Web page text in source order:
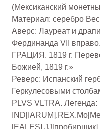
(Мексиканский
Материал: серебро
Аверс: Лауреат и
Фердинанда VII
ГРАЦИЯ. 1819 г.
Божией, 1819 г.»
Реверс: Испанский
Геркулесовыми
PLVS VLTRA.
[EALES]